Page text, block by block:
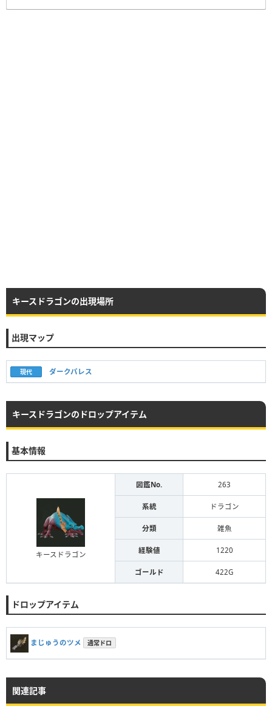
キースドラゴンの出現場所
出現マップ
現代 ダークパレス
キースドラゴンのドロップアイテム
基本情報
キースドラゴン
図鑑No. 263
系統 ドラゴン
分類 雑魚
経験値 1220
ゴールド 422G
ドロップアイテム
まじゅうのツメ 通常ドロ
関連記事